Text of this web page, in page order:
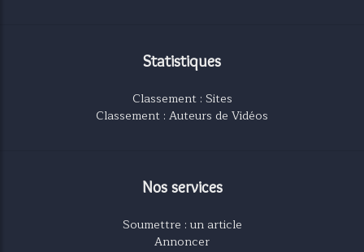
Statistiques
Classement : Sites
Classement : Auteurs de Vidéos
Nos services
Soumettre : un article
Annoncer